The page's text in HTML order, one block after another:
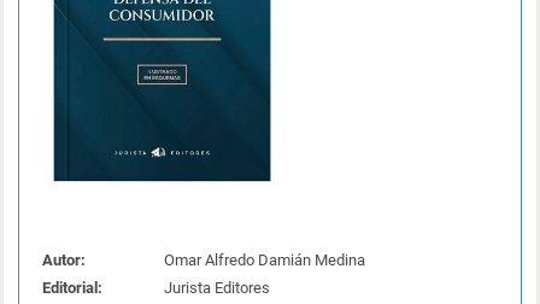
Autor:
Omar Alfredo Damián Medina
Editorial:
Jurista Editores